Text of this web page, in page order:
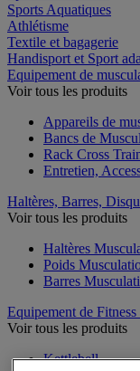
Sports Aquatiques
Athlétisme
Textile et bagagerie
Handisport et Sport
Equipement de
Voir tous les produits
Appareils de
Bancs de
Rack Cross
Entretien,
Haltères, Barres,
Voir tous les produits
Haltères
Poids
Barres
Equipement de
Voir tous les produits
Kettlebell